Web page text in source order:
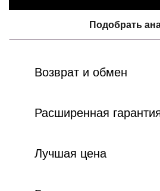
Подобрать
Возврат и обмен
Расширенная
Лучшая цена